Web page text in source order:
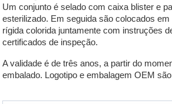
Um conjunto é selado com caixa blister e
esterilizado. Em seguida são colocados em
rígida colorida juntamente com instruções
certificados de inspeção.
A validade é de três anos, a partir do
embalado. Logotipo e embalagem OEM